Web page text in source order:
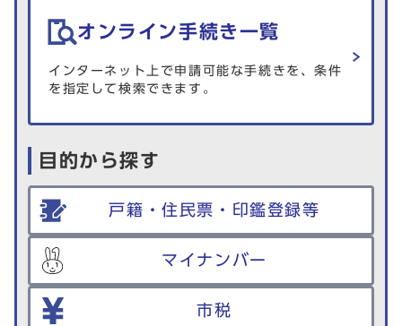
オンライン手続き一覧
インターネット上で申請可能な手続きを、条件
を指定して検索できます。
目的から探す
戸籍・住民票・印鑑登録等
マイナンバー
市税